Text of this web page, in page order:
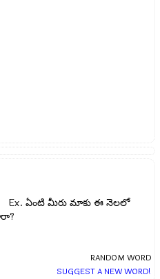
Ex.ఏంటి మీరు మాకు ఈ నెలలో
RANDOM WORD
SUGGEST A NEW WORD!